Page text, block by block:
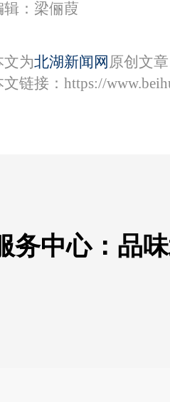
辑：梁俪葭
文为北湖新闻网 原创文
文链接： https://
务中心：品